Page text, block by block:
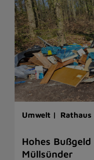
Umwelt | Rathaus
Hohes
Müllsünder